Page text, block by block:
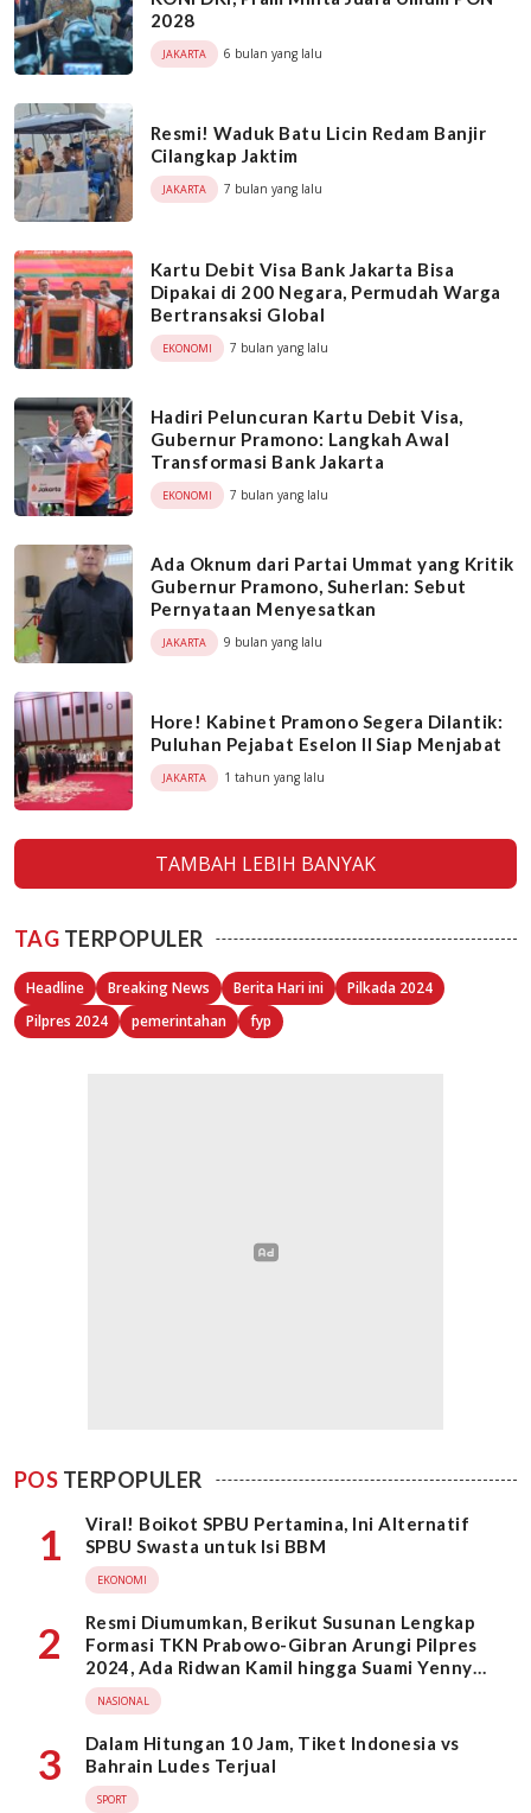
2028
JAKARTA 6 bulan yang lalu
Resmi! Waduk Batu Licin Redam Banjir
Cilangkap Jaktim
JAKARTA 7 bulan yang lalu
Kartu Debit Visa Bank Jakarta Bisa
Dipakai di 200 Negara, Permudah Warga
Bertransaksi Global
EKONOMI 7 bulan yang lalu
Hadiri Peluncuran Kartu Debit Visa,
Gubernur Pramono: Langkah Awal
Transformasi Bank Jakarta
EKONOMI 7 bulan yang lalu
Ada Oknum dari Partai Ummat yang Kritik
Gubernur Pramono, Suherlan: Sebut
Pernyataan Menyesatkan
JAKARTA 9 bulan yang lalu
Hore! Kabinet Pramono Segera Dilantik:
Puluhan Pejabat Eselon II Siap Menjabat
JAKARTA 1 tahun yang lalu
TAMBAH LEBIH BANYAK
TAG TERPOPULER
Headline Breaking News Berita Hari ini
Pilkada 2024
Pilpres 2024
pemerintahan fyp
POS TERPOPULER
1
Viral! Boikot SPBU Pertamina, Ini Alternatif
SPBU Swasta untuk Isi BBM
EKONOMI
2
Resmi Diumumkan, Berikut Susunan Lengkap
Formasi TKN Prabowo-Gibran Arungi Pilpres
2024, Ada Ridwan Kamil hingga Suami Yenny
Wahid
NASIONAL
3
Dalam Hitungan 10 Jam, Tiket Indonesia vs
Bahrain Ludes Terjual
SPORT